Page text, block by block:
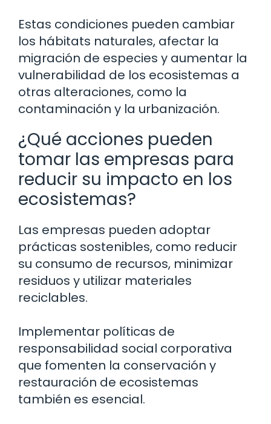
Estas condiciones pueden cambiar
los hábitats naturales, afectar la
migración de especies y aumentar la
vulnerabilidad de los ecosistemas a
otras alteraciones, como la
contaminación y la urbanización.
¿Qué acciones pueden
tomar las empresas para
reducir su impacto en los
ecosistemas?
Las empresas pueden adoptar
prácticas sostenibles, como reducir
su consumo de recursos, minimizar
residuos y utilizar materiales
reciclables.
Implementar políticas de
responsabilidad social corporativa
que fomenten la conservación y
restauración de ecosistemas
también es esencial.